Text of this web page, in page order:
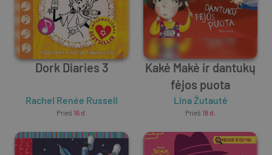
Dork Diaries 3
Rachel Renée Russell
Prieš 16 d.
Kakė Makė ir dantukų
fėjos puota
Lina Žutautė
Prieš 18 d.